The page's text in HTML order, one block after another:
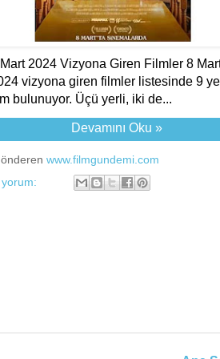
2024 Vizyona Giren Filmler 8
vizyona giren filmler listesinde 9
bulunuyor. Üçü yerli, iki de...
Devamını Oku »
www.filmgundemi.com